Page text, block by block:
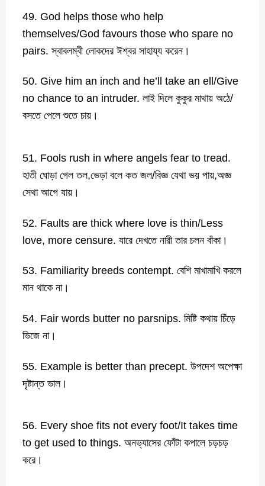
49. God helps those who help
themselves/God favours those who spare no
pairs. স্বাবলম্বী লোকদের ঈশ্বর সাহায্য করেন।
50. Give him an inch and he’ll take an ell/Give
no chance to an intruder. লাই দিলে কুকুর মাথায় অঠে/
বসতে পেলে শুতে চায়।
51. Fools rush in where angels fear to tread.
হাতী ঘোড়া গেল তল,ভেড়া বলে কত জল/বিজ্ঞ যেথা ভয় পায়,অজ্ঞ
সেথা আগে যায়।
52. Faults are thick where love is thin/Less
love, more censure. যারে দেখতে নারী তার চলন বাঁকা।
53. Familiarity breeds contempt. বেশি মাখামাখি করলে
মান থাকে না।
54. Fair words butter no parsnips. মিষ্টি কথায় চিঁড়ে
ভিজে না।
55. Example is better than precept. উপদেশ অপেক্ষা
দৃষ্টান্ত ভাল।
56. Every shoe fits not every foot/It takes time
to get used to things. অনভ্যাসের ফোঁটা কপালে চড়চড়
করে।